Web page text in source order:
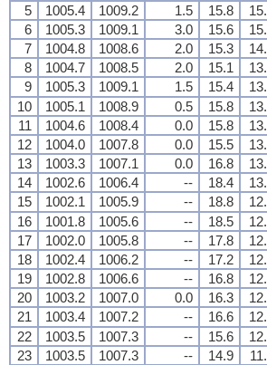
5
1005.4 1009.2 1.5 15.8
6
1005.3 1009.1 3.0 15.6
7
1004.8 1008.6 2.0 15.3
8
1004.7 1008.5 2.0 15.1
9
1005.3 1009.1 1.5 15.4
10
1005.1 1008.9 0.5 15.8
11
1004.6 1008.4 0.0 15.8
12
1004.0 1007.8 0.0 15.5
13
1003.3 1007.1 0.0 16.8
14
1002.6 1006.4 -- 18.4
15
1002.1 1005.9 -- 18.8
16
1001.8 1005.6 -- 18.5
17
1002.0 1005.8 -- 17.8
18
1002.4 1006.2 -- 17.2
19
1002.8 1006.6 -- 16.8
20
1003.2 1007.0 0.0 16.3
21
1003.4 1007.2 -- 16.6
22
1003.5 1007.3 -- 15.6
23
1003.5 1007.3 -- 14.9